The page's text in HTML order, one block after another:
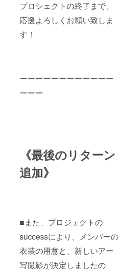
プロシェクトの終了まで、
応援よろしくお願い致しま
す！
ーーーーーーーーーーーー
ーーー
《最後のリターン
追加》
■また、プロジェクトの
successにより、メンバーの
衣装の用意と、新しいアー
写撮影が決定しましたの